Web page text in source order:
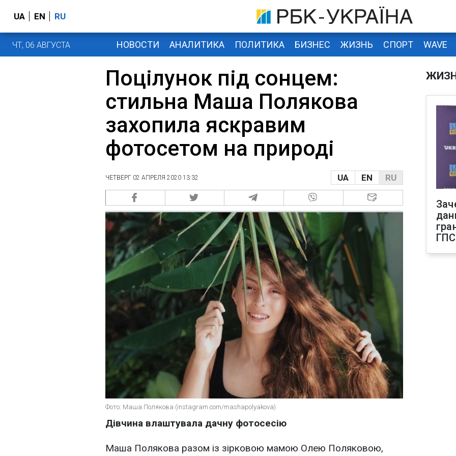
UA EN RU
ЧТ, 06 АВГУСТА НОВОСТИ АНАЛИТИКА ПОЛИТИКА БИЗНЕС ЖИЗНЬ СПОРТ WAVE
Поцілунок під сонцем:
стильна Маша Полякова
захопила яскравим
фотосетом на природі
ЧЕТВЕРГ 02 АПРЕЛЯ 2020 13:32 UA EN RU
Фото: Маша Полякова (instagram.com/mashapolyakova)
Дівчина влаштувала дачну фотосесію
Маша Полякова разом із зірковою мамою Олею Поляковою,